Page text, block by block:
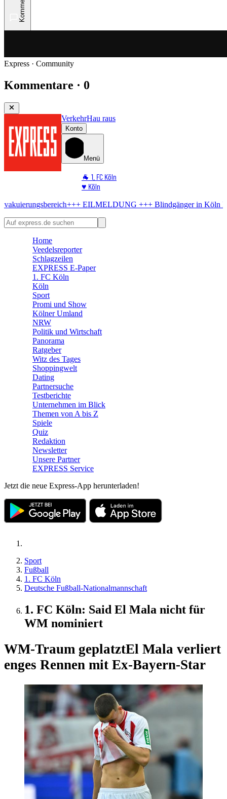
Express · Community
Kommentare · 0
VerkehrHau raus
Konto
Menü
🐐 1. FC Köln
♥️ Köln
🏆 Sport
+++ EILMELDUNG +++Blindgänger in KölnBombe im
Home
Veedelsreporter
Schlagzeilen
EXPRESS E-Paper
1. FC Köln
Köln
Sport
Promi und Show
Kölner Umland
NRW
Politik und Wirtschaft
Panorama
Ratgeber
Witz des Tages
Shoppingwelt
Dating
Partnersuche
Testberichte
Unternehmen im Blick
Themen von A bis Z
Spiele
Quiz
Redaktion
Newsletter
Unsere Partner
EXPRESS Service
Jetzt die neue Express-App herunterladen!
Sport
Fußball
1. FC Köln
Deutsche Fußball-Nationalmannschaft
1. FC Köln: Said El Mala nicht für
WM nominiert
WM-Traum geplatztEl Mala verliert
enges Rennen mit Ex-Bayern-Star